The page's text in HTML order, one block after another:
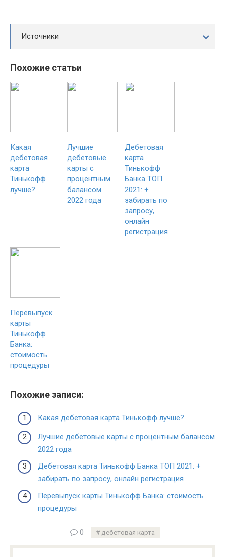
Источники
Похожие статьи
Какая
дебетовая
карта
Тинькофф
лучше?
Лучшие
дебетовые
карты с
процентным
балансом
2022 года
Дебетовая
карта
Тинькофф
Банка ТОП
2021: +
забирать по
запросу,
онлайн
регистрация
Перевыпуск
карты
Тинькофф
Банка:
стоимость
процедуры
Похожие записи:
Какая дебетовая карта Тинькофф лучше?
Лучшие дебетовые карты с процентным балансом
2022 года
Дебетовая карта Тинькофф Банка ТОП 2021: +
забирать по запросу, онлайн регистрация
Перевыпуск карты Тинькофф Банка: стоимость
процедуры
0 дебетовая карта